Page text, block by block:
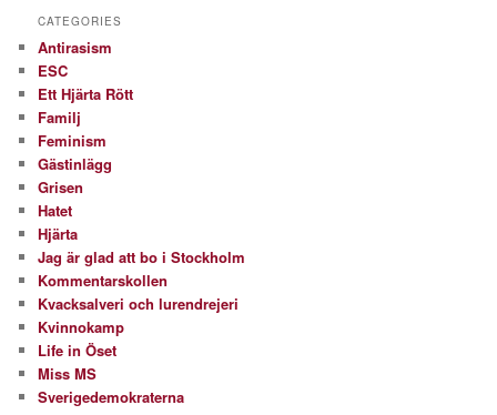
CATEGORIES
Antirasism
ESC
Ett Hjärta Rött
Familj
Feminism
Gästinlägg
Grisen
Hatet
Hjärta
Jag är glad att bo i Stockholm
Kommentarskollen
Kvacksalveri och lurendrejeri
Kvinnokamp
Life in Öset
Miss MS
Sverigedemokraterna